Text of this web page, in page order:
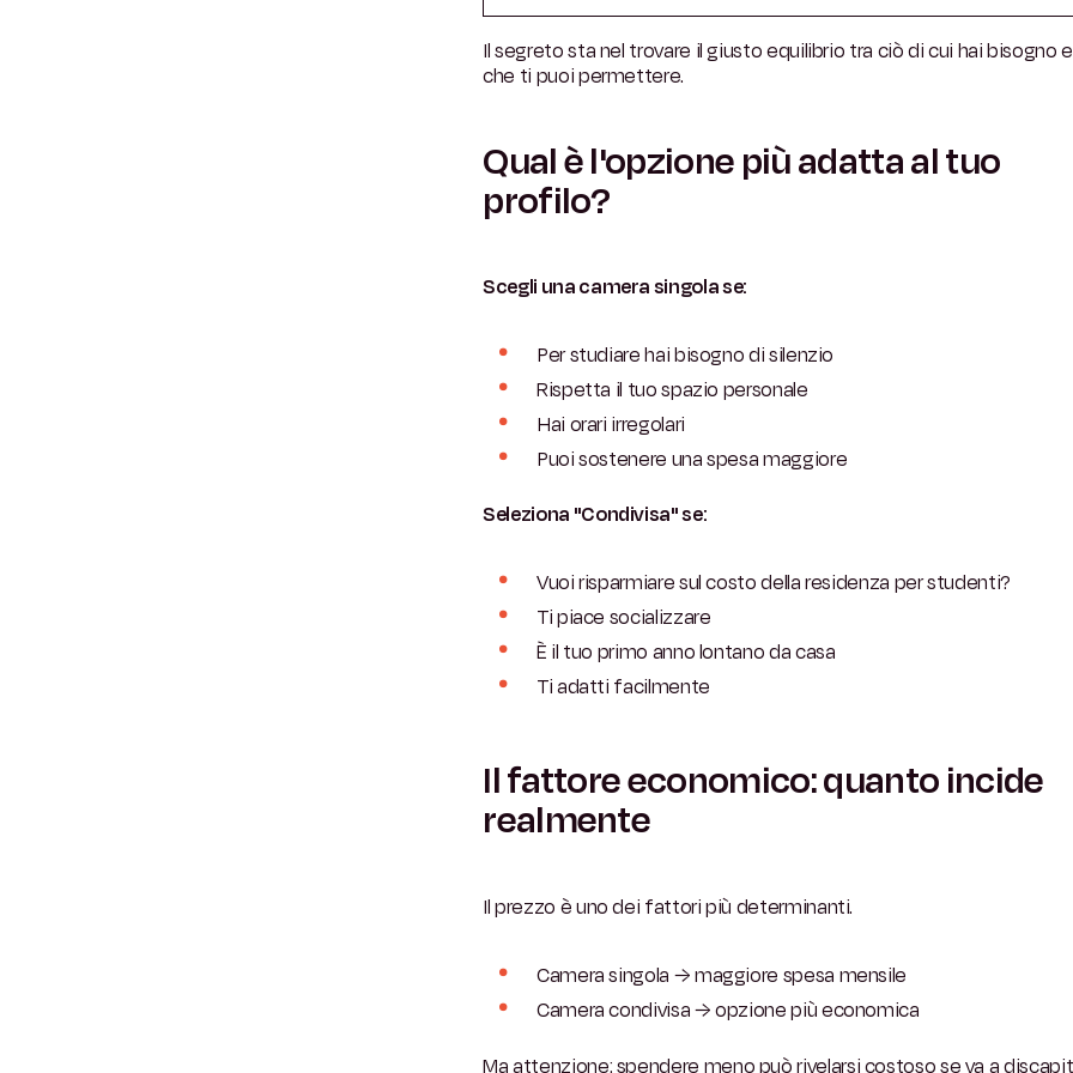
Il segreto sta nel trovare il giusto equilibrio tra ciò di cui hai bisogno
che ti puoi permettere.
Qual è l'opzione più adatta al tuo
profilo?
Scegli una camera singola se:
Per studiare hai bisogno di silenzio
Rispetta il tuo spazio personale
Hai orari irregolari
Puoi sostenere una spesa maggiore
Seleziona "Condivisa" se:
Vuoi risparmiare sul costo della residenza per studenti?
Ti piace socializzare
È il tuo primo anno lontano da casa
Ti adatti facilmente
Il fattore economico: quanto incide
realmente
Il prezzo è uno dei fattori più determinanti.
Camera singola → maggiore spesa mensile
Camera condivisa → opzione più economica
Ma attenzione: spendere meno può rivelarsi costoso se va a